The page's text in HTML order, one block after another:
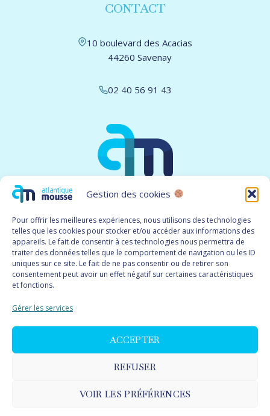
Gestion des cookies
Pour offrir les meilleures expériences, nous utilisons des technologies
telles que les cookies pour stocker et/ou accéder aux informations des
appareils. Le fait de consentir à ces technologies nous permettra de
traiter des données telles que le comportement de navigation ou les ID
uniques sur ce site. Le fait de ne pas consentir ou de retirer son
consentement peut avoir un effet négatif sur certaines caractéristiques
et fonctions.
Gérer les services
ACCEPTER
REFUSER
VOIR LES PRÉFÉRENCES
CONTACT
10 boulevard des Acacias
44260 Savenay
02 40 56 91 43
MENU
Les mousses
Contact